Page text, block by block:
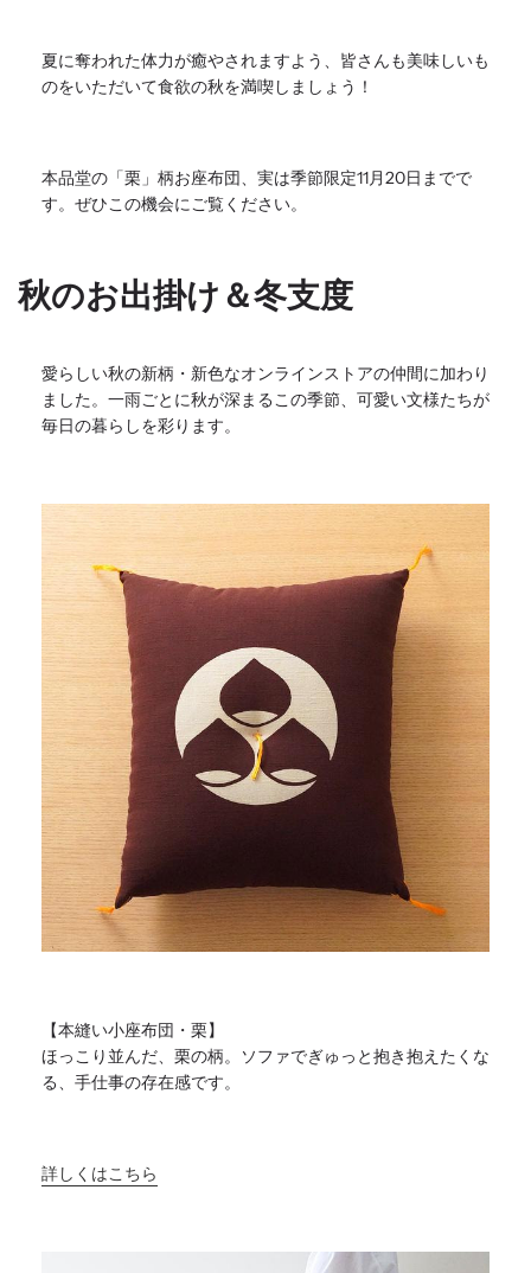
夏に奪われた体力が癒やされますよう、 皆さんも美味しいも
のをいただいて食欲の秋を満喫しましょう！
本品堂の「栗」柄お座布団、実は季節限定11月20日までで
す。 ぜひこの機会にご覧ください。
秋のお出掛け＆冬支度
愛らしい秋の新柄・ 新色なオンラインストアの仲間に加わり
ました。 一雨ごとに秋が深まるこの季節、 可愛い文様たちが
毎日の暮らしを彩ります。
【本縫い小座布団・栗】
ほっこり並んだ、栗の柄。ソファでぎゅっと抱き抱えたくな
る、 手仕事の存在感です。
詳しくはこちら